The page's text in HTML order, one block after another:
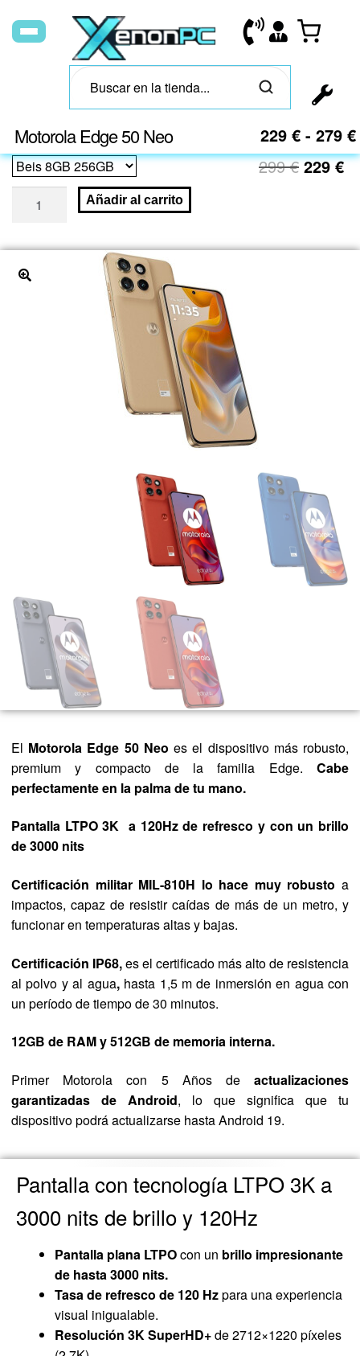
Motorola Edge 50 Neo 229 € - 279 €
299€ 229€
Añadir al carrito
El Motorola Edge 50 Neo es el dispositivo más robusto,
premium y compacto de la familia Edge. Cabe
perfectamente en la palma de tu mano.
Pantalla LTPO 3K a 120Hz de refresco y con un brillo
de 3000 nits
Certificación militar MIL-810H lo hace muy robusto a
impactos, capaz de resistir caídas de más de un metro, y
funcionar en temperaturas altas y bajas.
Certificación IP68,es el certificado más alto de resistencia
al polvo y al agua, hasta 1,5 m de inmersión en agua con
un período de tiempo de 30 minutos.
12GB de RAM y 512GB de memoria interna.
Primer Motorola con 5 Años de actualizaciones
garantizadas de Android, lo que significa que tu
dispositivo podrá actualizarse hasta Android 19.
Pantalla con tecnología LTPO 3K a
3000 nits de brillo y 120Hz
Pantalla plana LTPOcon un brillo impresionante
de hasta 3000 nits.
Tasa de refresco de 120 Hzpara una experiencia
visual inigualable.
Resolución 3K SuperHD+de 2712×1220 píxeles